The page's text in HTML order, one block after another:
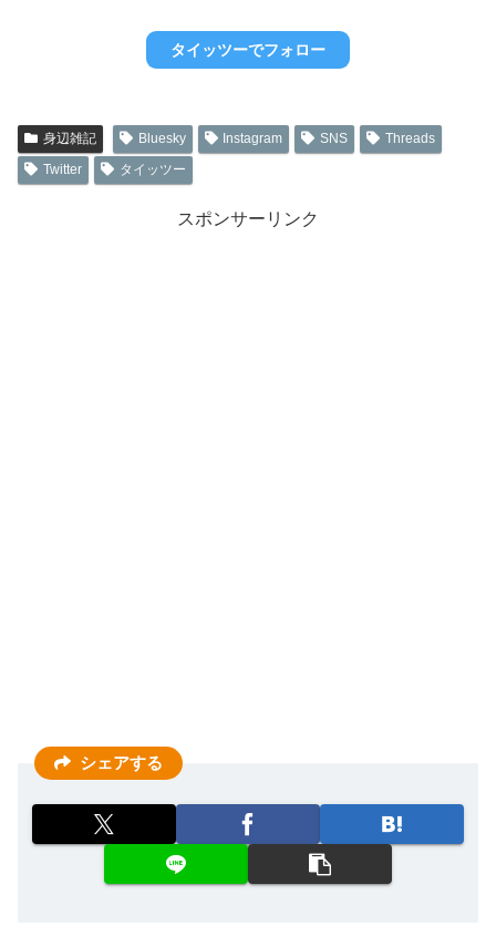
タイッツーでフォロー
身辺雑記 Bluesky Instagram SNS
Threads
Twitter
タイッツー
スポンサーリンク
シェアする